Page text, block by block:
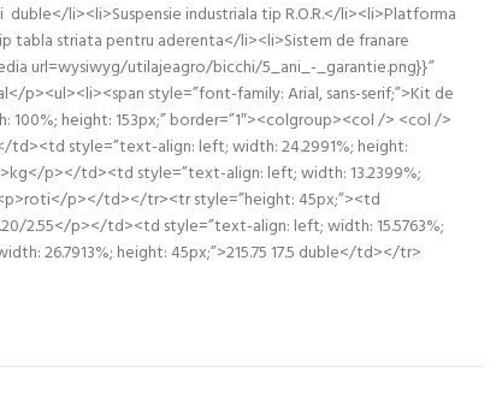
li><li>Suspensie industriala tip R.O.R.</li><li>Platforma
striata pentru aderenta</li><li>Sistem de franare
url=wysiwyg/utilajeagro/bicchi/5_ani_-_garantie.png}}”
style=”font-family: Arial, sans-serif;”>Kit de
height: 153px;” border=”1″><colgroup><col /> <col />
style=”text-align: left; width: 24.2991%; height:
p></td><td style=”text-align: left; width: 13.2399%;
p></td></tr><tr style=”height: 45px;”><td
2.55</p></td><td style=”text-align: left; width: 15.5763%;
26.7913%; height: 45px;”>215.75 17.5 duble</td></tr>